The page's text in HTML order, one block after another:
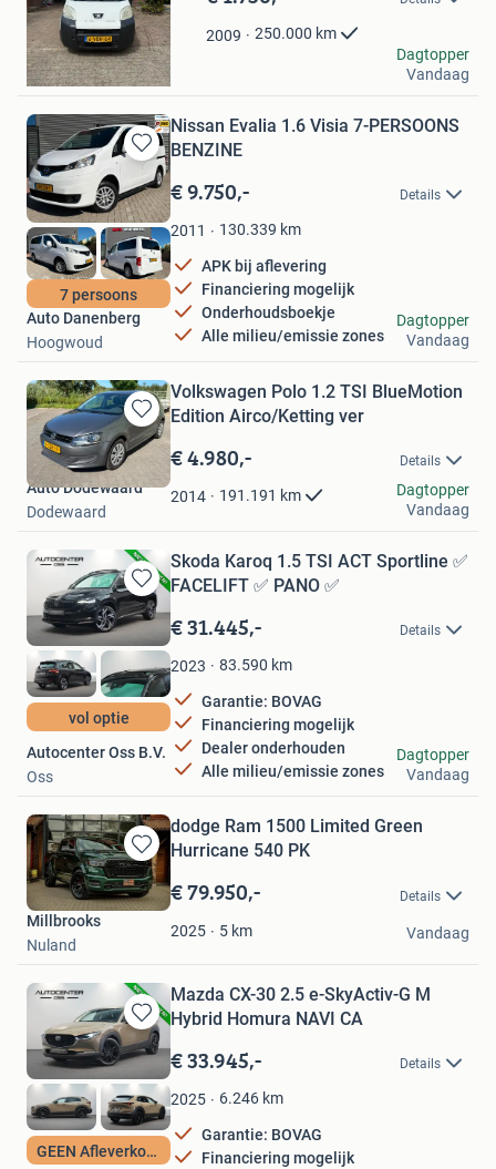
Mijn
Favorieten
2009 250.000 km
Bruno
Arnhem
Dagtopper
Vandaag
Bewaren
in
Mijn
Favorieten
7 persoons
Nissan Evalia 1.6 Visia 7-PERSOONS
BENZINE
€ 9.750,- Details
2011 130.339 km
APK bij aflevering
Financiering mogelijk
Onderhoudsboekje
Alle milieu/emissie zones
Auto Danenberg
Hoogwoud
Dagtopper
Vandaag
Bewaren
in
Mijn
Favorieten
Volkswagen Polo 1.2 TSI BlueMotion
Edition Airco/Ketting ver
€ 4.980,- Details
2014 191.191 km
Auto Dodewaard
Dodewaard
Dagtopper
Vandaag
Bewaren
in
Mijn
Favorieten
vol optie
Skoda Karoq 1.5 TSI ACT Sportline ✅
FACELIFT ✅ PANO ✅
€ 31.445,- Details
2023 83.590 km
Garantie: BOVAG
Financiering mogelijk
Dealer onderhouden
Alle milieu/emissie zones
Autocenter Oss B.V.
Oss
Dagtopper
Vandaag
Bewaren
in
Mijn
Favorieten
dodge Ram 1500 Limited Green
Hurricane 540 PK
€ 79.950,- Details
2025 5 km
Millbrooks
Nuland
Vandaag
Bewaren
in
Favorieten
GEEN Afleverkosten
Mazda CX-30 2.5 e-SkyActiv-G M
Hybrid Homura NAVI CA
€ 33.945,- Details
2025 6.246 km
Garantie: BOVAG
Financiering mogelijk